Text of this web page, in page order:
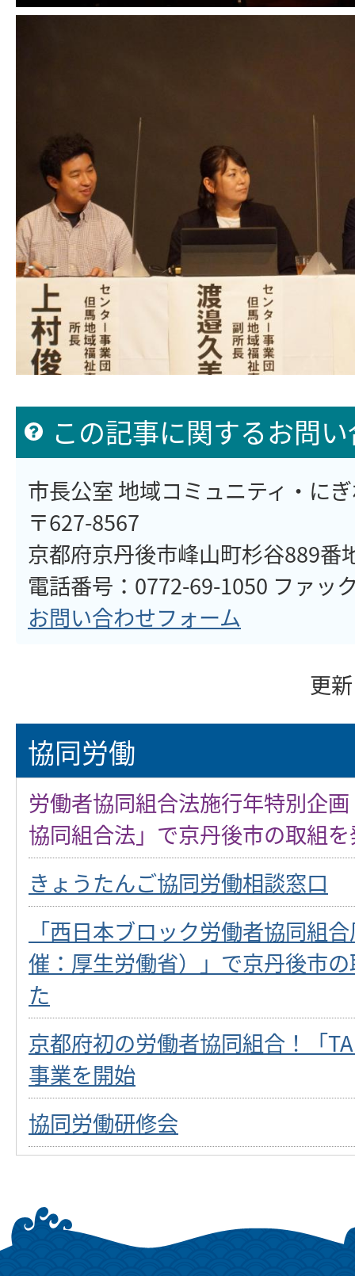
この記事に関するお問
市長公室 地域コミュニティ・に
〒627-8567
京都府京丹後市峰山町杉谷889番
電話番号：0772-69-1050 ファッ
お問い合わせフォーム
更
協同労働
労働者協同組合法施行年特別企
協同組合法」で京丹後市の取組
きょうたんご協同労働相談窓口
「西日本ブロック労働者協同組
催：厚生労働省）」で京丹後市
た
京都府初の労働者協同組合！「
事業を開始
協同労働研修会